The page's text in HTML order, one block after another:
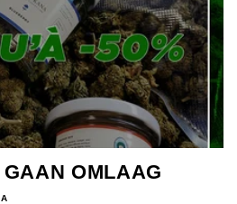
OMLAAG